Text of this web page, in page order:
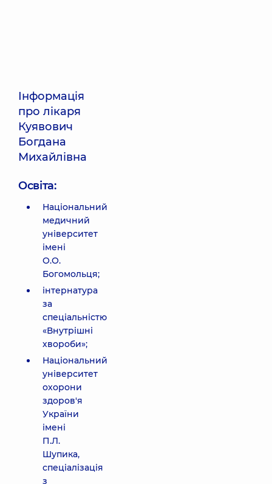
Інформація
про лікаря
Куявович
Богдана
Михайлівна
Освіта:
Національний
медичний
університет
імені
О.О.
Богомольця;
інтернатура
за
спеціальністю
«Внутрішні
хвороби»;
Національний
університет
охорони
здоров'я
України
імені
П.Л.
Шупика,
спеціалізація
з